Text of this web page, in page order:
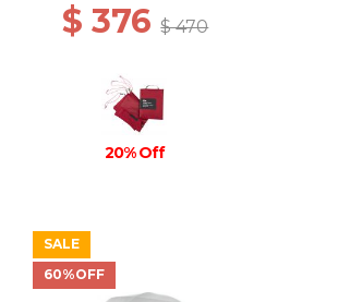
$ 376$ 470
20% Off
SALE
60%OFF